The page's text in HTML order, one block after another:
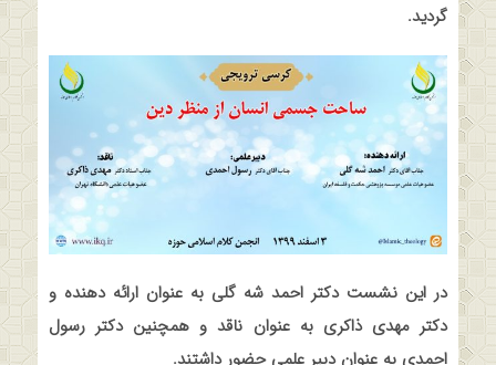
گردید.
در این نشست دکتر احمد شه گلی به عنوان ارائه دهنده و
دکتر مهدی ذاکری به عنوان ناقد و همچنین دکتر رسول
احمدی به عنوان دبیر علمی حضور داشتند.